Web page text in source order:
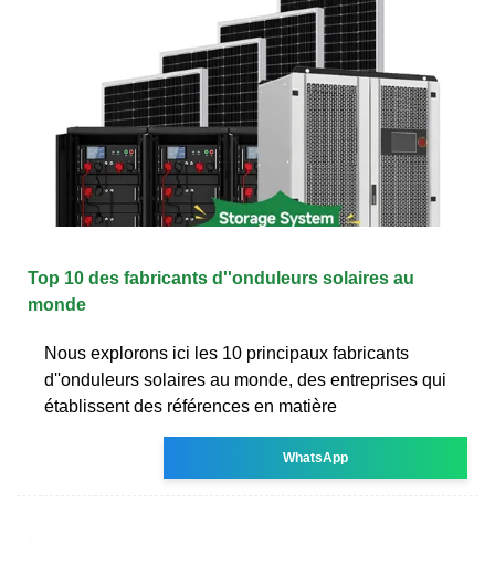
Top 10 des fabricants d''onduleurs solaires au
monde
Nous explorons ici les 10 principaux fabricants
d''onduleurs solaires au monde, des entreprises qui
établissent des références en matière
WhatsApp